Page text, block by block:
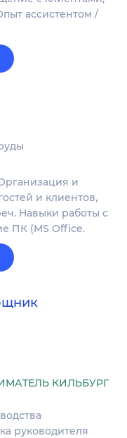
ассистентом /
и
и клиентов,
Навыки работы с
ПК (MS Office.
КИЛЬБУРГ
руководителя